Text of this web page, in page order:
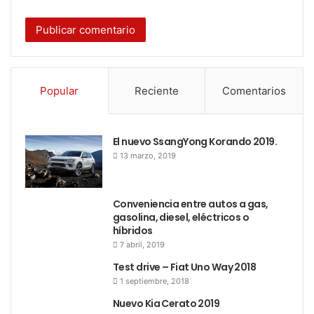
funciones por intermedio de la nueva interfaz digital.
También contará conun sistema de iluminación
con opciónde varios colores
presente hasta en los paneles de las puertas
Popular Reciente Comentarios
El nuevo SsangYong Korando 2019.
13 marzo, 2019
Conveniencia entre autos a gas,
gasolina, diesel, eléctricos o
híbridos
7 abril, 2019
Test drive – Fiat Uno Way 2018
1 septiembre, 2018
Nuevo Kia Cerato 2019